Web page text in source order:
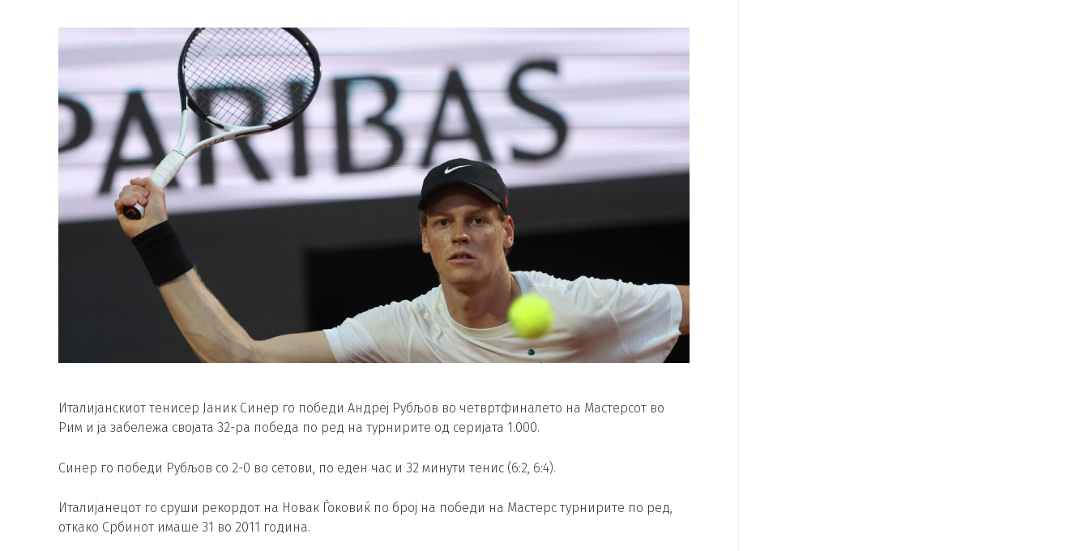
Италијанскиот тенисер Јаник Синер го победи Андреј Рубљов во четвртфиналето на Мастерсот во
Рим и ја забележа својата 32-ра победа по ред на турнирите од серијата 1.000.
Синер го победи Рубљов со 2-0 во сетови, по еден час и 32 минути тенис (6:2, 6:4).
Италијанецот го сруши рекордот на Новак Ѓоковиќ по број на победи на Мастерс турнирите по ред,
откако Србинот имаше 31 во 2011 година.